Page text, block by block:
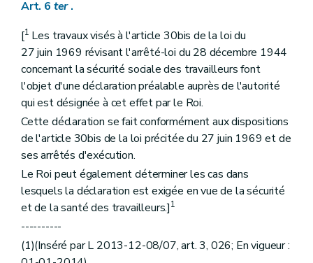
Art. 6 ter.
[1 Les travaux visés à l'article 30bis de la loi du
27 juin 1969 révisant l'arrêté-loi du 28 décembre 1944
concernant la sécurité sociale des travailleurs font
l'objet d'une déclaration préalable auprès de l'autorité
qui est désignée à cet effet par le Roi.
Cette déclaration se fait conformément aux dispositions
de l'article 30bis de la loi précitée du 27 juin 1969 et de
ses arrêtés d'exécution.
Le Roi peut également déterminer les cas dans
lesquels la déclaration est exigée en vue de la sécurité
et de la santé des travailleurs.]1
----------
(1)(Inséré par L 2013-12-08/07, art. 3, 026; En vigueur :